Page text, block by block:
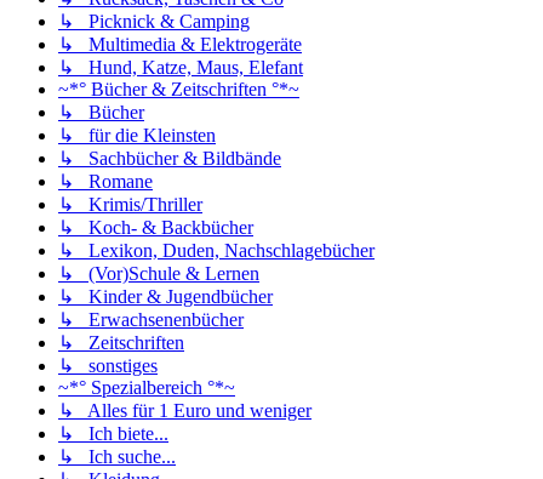
↳ Picknick & Camping
↳ Multimedia & Elektrogeräte
↳ Hund, Katze, Maus, Elefant
~*° Bücher & Zeitschriften °*~
↳ Bücher
↳ für die Kleinsten
↳ Sachbücher & Bildbände
↳ Romane
↳ Krimis/Thriller
↳ Koch- & Backbücher
↳ Lexikon, Duden, Nachschlagebücher
↳ (Vor)Schule & Lernen
↳ Kinder & Jugendbücher
↳ Erwachsenenbücher
↳ Zeitschriften
↳ sonstiges
~*° Spezialbereich °*~
↳ Alles für 1 Euro und weniger
↳ Ich biete...
↳ Ich suche...